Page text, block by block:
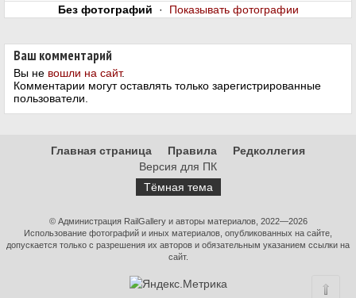
Без фотографий · Показывать фотографии
Ваш комментарий
Вы не вошли на сайт.
Комментарии могут оставлять только зарегистрированные
пользователи.
Главная страница Правила
Редколлегия
Версия для ПК
Тёмная тема
© Администрация RailGallery и авторы материалов, 2022—2026
Использование фотографий и иных материалов, опубликованных на сайте,
допускается только с разрешения их авторов и обязательным указанием ссылки на
сайт.